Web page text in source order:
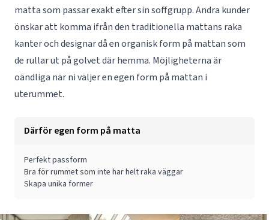
matta som passar exakt efter sin soffgrupp. Andra kunder
önskar att komma ifrån den traditionella mattans raka
kanter och designar då en organisk form på mattan som
de rullar ut på golvet där hemma. Möjligheterna är
oändliga när ni väljer en egen form på mattan i
uterummet.
Därför egen form på matta
Perfekt passform
Bra för rummet som inte har helt raka väggar
Skapa unika former